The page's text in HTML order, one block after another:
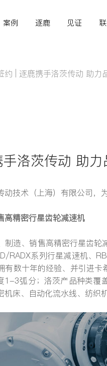
案例 逐鹿 见证
约 | 逐鹿携手洛茨传动 助力
洛茨传动 助
动技术（上海）有限公司
高精密行星齿轮减速机
制造、销售高精密行星齿
RADX系列行星减速机、
有数十年的经验、并引进
3弧分；洛茨产品种类覆
机床、自动化流水线、纺织
需求
的工作之